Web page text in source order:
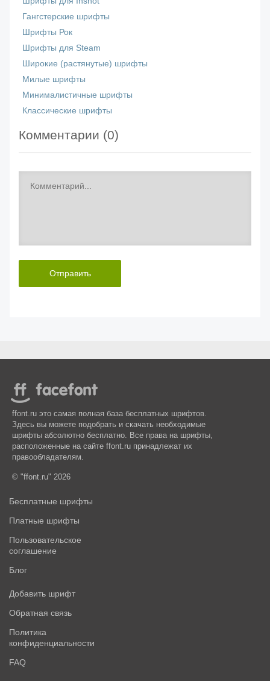
Гангстерские шрифты
Шрифты Рок
Шрифты для Steam
Широкие (растянутые) шрифты
Милые шрифты
Минималистичные шрифты
Классические шрифты
Комментарии (0)
Отправить
ffont.ru это самая полная база бесплатных шрифтов.
Здесь вы можете подобрать и скачать необходимые
шрифты абсолютно бесплатно. Все права на шрифты,
расположенные на сайте ffont.ru принадлежат их
правообладателям.
© "ffont.ru" 2026
Бесплатные шрифты
Платные шрифты
Пользовательское
соглашение
Блог
Добавить шрифт
Обратная связь
Политика
конфиденциальности
FAQ